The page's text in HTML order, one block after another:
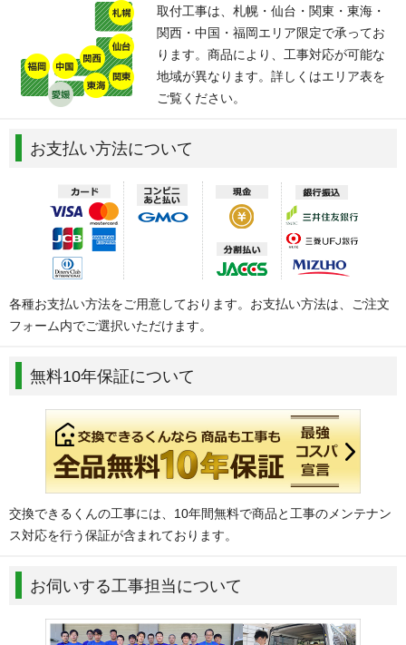
取付工事は、札幌・仙台・関東・東海・
関西・中国・福岡エリア限定で承ってお
ります。商品により、工事対応が可能な
地域が異なります。詳しくはエリア表を
ご覧ください。
お支払い方法について
各種お支払い方法をご用意しております。お支払い方法は、ご注文
フォーム内でご選択いただけます。
無料10年保証について
交換できるくんの工事には、10年間無料で商品と工事のメンテナン
ス対応を行う保証が含まれております。
お伺いする工事担当について